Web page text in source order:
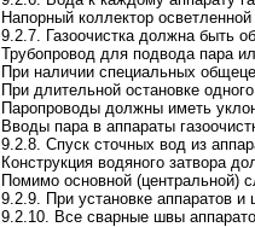
Напорный коллектор
9.2.7. Газоочистка должна быть
Трубопровод для подвода пара
При наличии специальных
При длительной остановке
Паропроводы должны иметь
Вводы пара в аппараты
9.2.8. Спуск сточных вод из
Конструкция водяного затвора
Помимо основной (центральной)
9.2.9. При установке аппаратов
9.2.10. Все сварные швы